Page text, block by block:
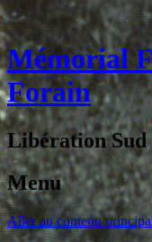
Mémorial
Forain
Libération Sud
Menu
Aller au contenu